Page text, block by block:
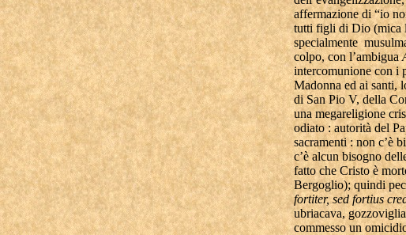
affermazione di “io
tutti figli di Dio (mica
specialmente
colpo, con l’ambigua
intercomunione con i
Madonna ed ai santi,
di San Pio V, della
una megareligione
odiato : autorità del
sacramenti : non c’è
c’è alcun bisogno
fatto che Cristo è
Bergoglio); quindi
fortiter, sed fortius
ubriacava,
commesso un